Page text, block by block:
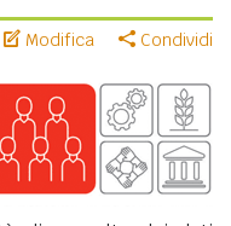
Modifica Condividi